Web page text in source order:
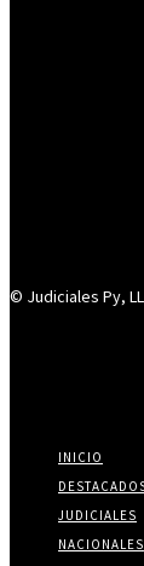
© Judiciales Py,
INICIO
JUDICIALES
NACIONALES